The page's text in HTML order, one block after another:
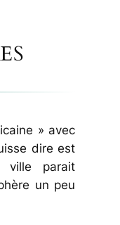
» avec
dire est
ville parait
un peu